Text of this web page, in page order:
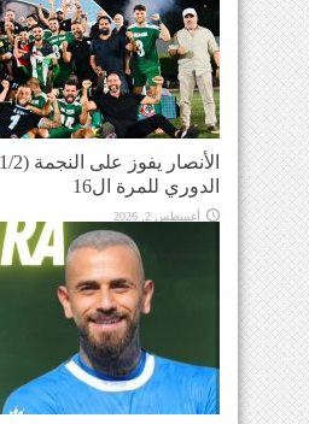
الدوري للمرة ال16
أغسطس 2, 2026